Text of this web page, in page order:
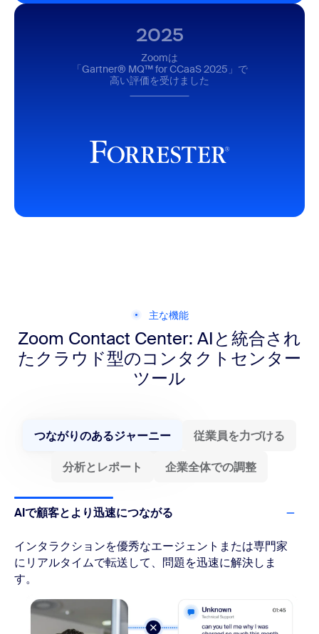
2025
Zoomは
「Gartner® MQ™ for CCaaS 2025」で
高い評価を受けました
主な機能
Zoom Contact Center: AIと統合され
たクラウド型のコンタクトセンター
ツール
つながりのあるジャーニー 従業員を力づける
分析とレポート 企業全体での調整
AIで顧客とより迅速につながる
インタラクションを優秀なエージェントまたは専門家
にリアルタイムで転送して、問題を迅速に解決しま
す。